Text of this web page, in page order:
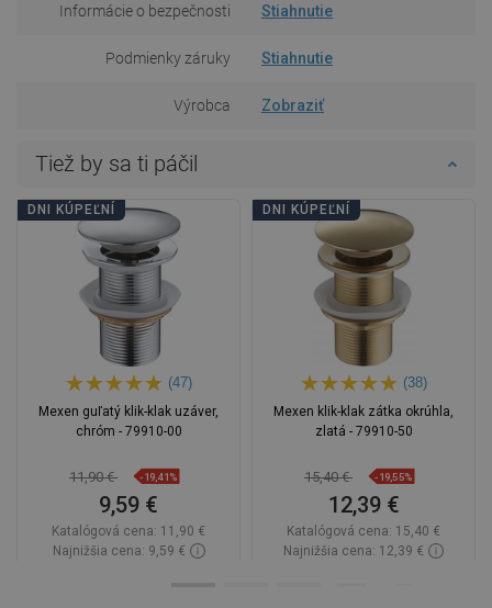
Informácie o bezpečnosti Stiahnutie
Podmienky záruky Stiahnutie
Výrobca Zobraziť
Tiež by sa ti páčil
DNI KÚPEĽNÍ
(47)
Mexen guľatý klik-klak uzáver,
chróm - 79910-00
11,90 € -19,41%
9,59 €
Katalógová cena: 11,90 €
Najnižšia cena: 9,59 €
DNI KÚPEĽNÍ
(38)
Mexen klik-klak zátka okrúhla,
zlatá - 79910-50
15,40 € -19,55%
12,39 €
Katalógová cena: 15,40 €
Najnižšia cena: 12,39 €